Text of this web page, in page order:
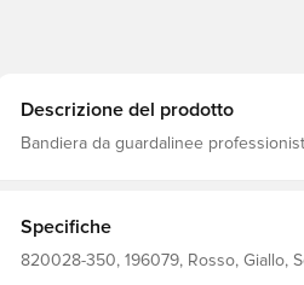
Descrizione del prodotto
Bandiera da guardalinee
Specifiche
820028-350, 196079, Rosso, Giallo,